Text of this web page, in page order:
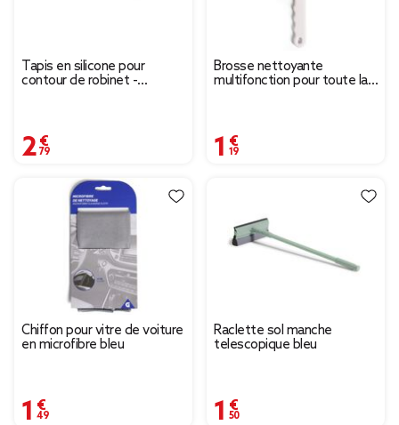
Tapis en silicone pour
contour de robinet -
2,79 €
Brosse nettoyante
multifonction pour toute la
1,19 €
Chiffon pour vitre de voiture
en microfibre bleu
1,49 €
Raclette sol manche
telescopique bleu
1,50 €